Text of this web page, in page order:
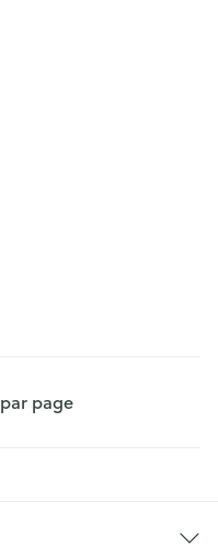
par page